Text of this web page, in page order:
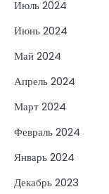
Июль 2024
Июнь 2024
Май 2024
Апрель 2024
Март 2024
Февраль 2024
Январь 2024
Декабрь 2023